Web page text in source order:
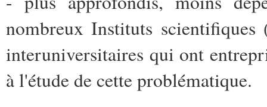
nombreux Instituts
interuniversitaires qui ont
à l'étude de cette problématique.